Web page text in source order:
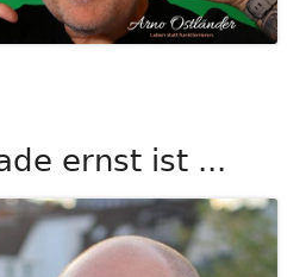
ernst ist ...